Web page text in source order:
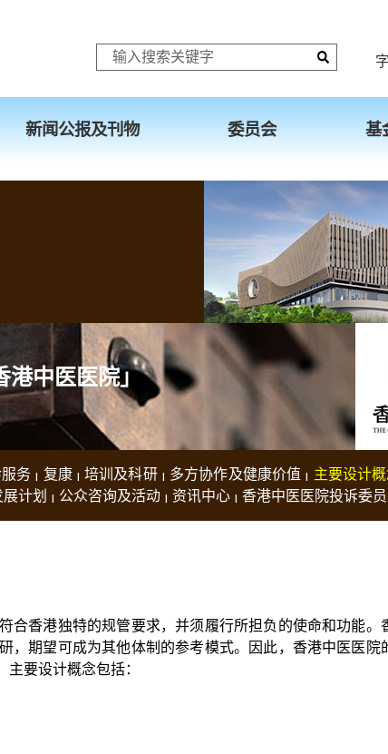
新闻公报及刊物 委员会 基
港中医医院」
务 复康 培训及科研 多方协作及健康价值 主要设计
计划 公众咨询及活动 资讯中心 香港中医医院投诉委
合香港独特的规管要求，并须履行所担负的使命和功能。
，期望可成为其他体制的参考模式。因此，香港中医医院
要设计概念包括：